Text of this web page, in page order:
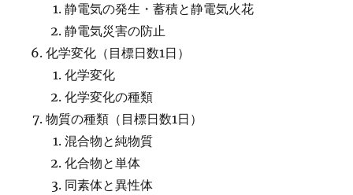
静電気の発生・蓄積と静電気火花
静電気災害の防止
化学変化（目標日数1日）
化学変化
化学変化の種類
物質の種類（目標日数1日）
混合物と純物質
化合物と単体
同素体と異性体